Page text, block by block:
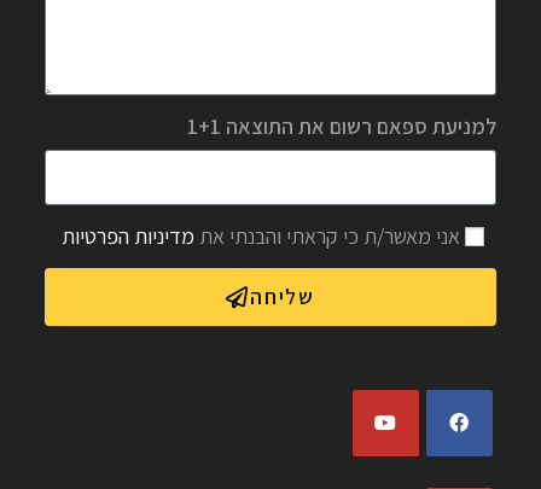
למניעת ספאם רשום את התוצאה 1+1
אני מאשר/ת כי קראתי והבנתי את מדיניות הפרטיות
שליחה